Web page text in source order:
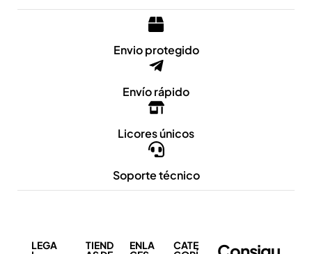
Envio protegido
Envío rápido
Licores únicos
Soporte técnico
LEGA TIEND ENLA CATE